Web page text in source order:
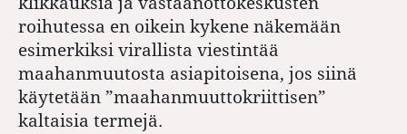
roihutessa en oikein kykene näkemään
esimerkiksi virallista viestintää
maahanmuutosta asiapitoisena, jos siinä
käytetään ”maahanmuuttokriittisen”
kaltaisia termejä.